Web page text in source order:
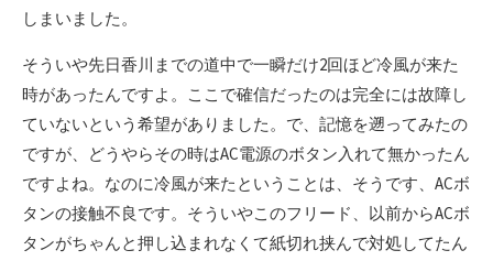
しまいました。
そういや先日香川までの道中で一瞬だけ2回ほど冷風が来た
時があったんですよ。ここで確信だったのは完全には故障し
ていないという希望がありました。で、記憶を遡ってみたの
ですが、どうやらその時はAC電源のボタン入れて無かったん
ですよね。なのに冷風が来たということは、そうです、ACボ
タンの接触不良です。そういやこのフリード、以前からACボ
タンがちゃんと押し込まれなくて紙切れ挟んで対処してたん